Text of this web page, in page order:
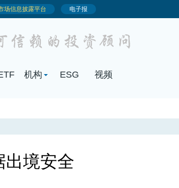
机构 ESG 视频
出境安全